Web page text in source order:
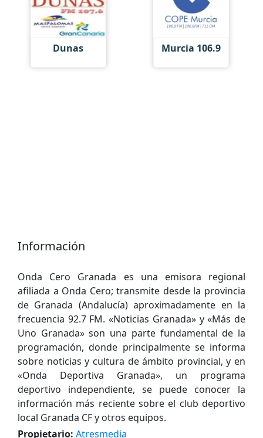
Dunas Murcia 106.9
Información
Onda Cero Granada es una emisora regional
afiliada a Onda Cero; transmite desde la provincia
de Granada (Andalucía) aproximadamente en la
frecuencia 92.7 FM. «Noticias Granada» y «Más de
Uno Granada» son una parte fundamental de la
programación, donde principalmente se informa
sobre noticias y cultura de ámbito provincial, y en
«Onda Deportiva Granada», un programa
deportivo independiente, se puede conocer la
información más reciente sobre el club deportivo
local Granada CF y otros equipos.
Propietario: Atresmedia